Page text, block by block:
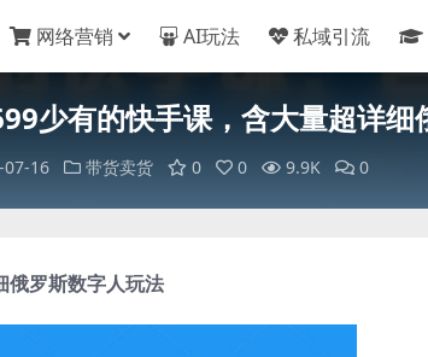
网络营销 AI玩法 私域引流
少有的快手课，含大量超详细
07-16 带货卖货 0 0 9.9K 0
俄罗斯数字人玩法